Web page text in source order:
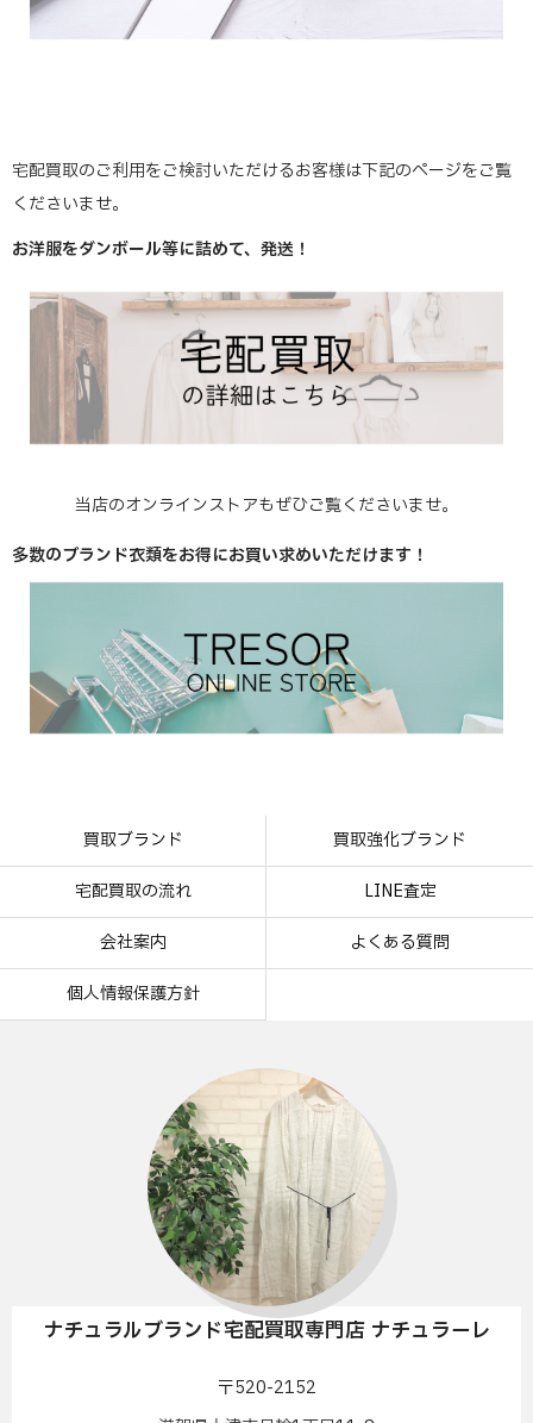
宅配買取のご利用をご検討いただけるお客様は下記のページをご覧
くださいませ。
お洋服をダンボール等に詰めて、発送！
当店のオンラインストアもぜひご覧くださいませ。
多数のブランド衣類をお得にお買い求めいただけます！
買取ブランド 買取強化ブランド
宅配買取の流れ LINE査定
会社案内 よくある質問
個人情報保護方針
ナチュラルブランド宅配買取専門店 ナチュラーレ
〒520-2152